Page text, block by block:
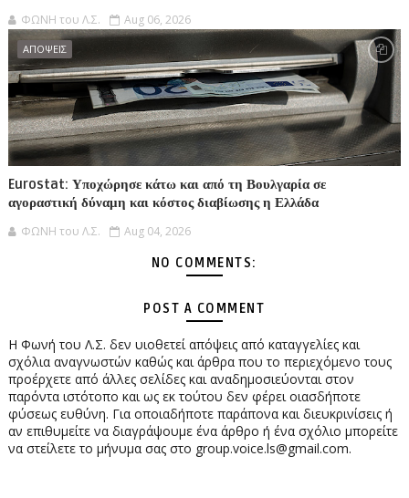
ΦΩΝΗ του Λ.Σ. Aug 06, 2026
ΑΠΟΨΕΙΣ
Eurostat: Υποχώρησε κάτω και από τη Βουλγαρία σε
αγοραστική δύναμη και κόστος διαβίωσης η Ελλάδα
ΦΩΝΗ του Λ.Σ. Aug 04, 2026
NO COMMENTS:
POST A COMMENT
Η Φωνή του Λ.Σ. δεν υιοθετεί απόψεις από καταγγελίες και
σχόλια αναγνωστών καθώς και άρθρα που το περιεχόμενο τους
προέρχετε από άλλες σελίδες και αναδημοσιεύονται στον
παρόντα ιστότοπο και ως εκ τούτου δεν φέρει οιασδήποτε
φύσεως ευθύνη. Για οποιαδήποτε παράπονα και διευκρινίσεις ή
αν επιθυμείτε να διαγράψουμε ένα άρθρο ή ένα σχόλιο μπορείτε
να στείλετε το μήνυμα σας στο group.voice.ls@gmail.com.